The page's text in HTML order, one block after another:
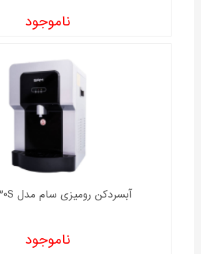
ناموجود
آبسردکن رومیزی سام مدل WD-T730S
ناموجود